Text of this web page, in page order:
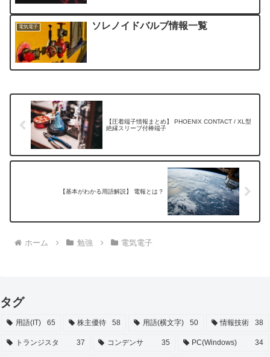
電気電子 ソレノイドバルブ情報一覧
【圧着端子情報まとめ】 PHOENIX CONTACT / XL型
絶縁スリーブ付棒端子
【基本がわかる用語解説】 電報とは？
ホーム 勉強 電気電子
タグ
用語(IT) 65 株主優待 58 用語(横文字) 50 情報技術 38
トランジスタ 37 コンデンサ 35 PC(Windows) 34